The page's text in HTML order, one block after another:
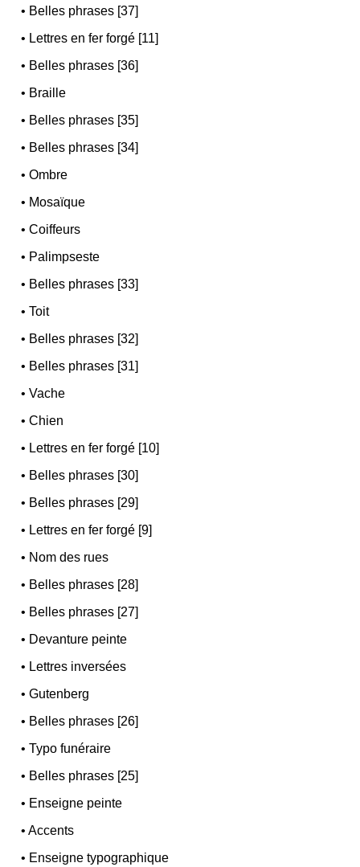
• Belles phrases [37]
• Lettres en fer forgé [11]
• Belles phrases [36]
• Braille
• Belles phrases [35]
• Belles phrases [34]
•Ombre
• Mosaïque
•Coiffeurs
• Palimpseste
• Belles phrases [33]
•Toit
• Belles phrases [32]
• Belles phrases [31]
•Vache
•Chien
• Lettres en fer forgé [10]
• Belles phrases [30]
• Belles phrases [29]
• Lettres en fer forgé [9]
• Nom des rues
• Belles phrases [28]
• Belles phrases [27]
• Devanture peinte
• Lettres inversées
•Gutenberg
• Belles phrases [26]
•Typo funéraire
• Belles phrases [25]
• Enseigne peinte
•Accents
• Enseigne typographique